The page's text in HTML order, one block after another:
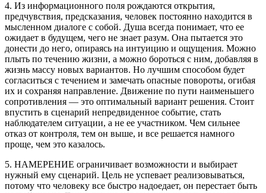
4. Из информационного поля рождаются открытия,
предчувствия, предсказания, человек постоянно находится в
мысленном диалоге с собой. Душа всегда понимает, что ее
ожидает в будущем, чего не знает разум. Она пытается это
донести до него, опираясь на интуицию и ощущения. Можно
плыть по течению жизни, а можно бороться с ним, добавляя в
жизнь массу новых вариантов. Но лучшим способом будет
согласиться с течением и замечать опасные повороты, огибая
их и сохраняя направление. Движение по пути наименьшего
сопротивления — это оптимальный вариант решения. Стоит
впустить в сценарий непредвиденное событие, стать
наблюдателем ситуации, а не ее участником. Чем сильнее
отказ от контроля, тем он выше, и все решается намного
проще, чем это казалось.
5. НАМЕРЕНИЕ ограничивает возможности и выбирает
нужный ему сценарий. Цель не успевает реализовываться,
потому что человеку все быстро надоедает, он перестает быть